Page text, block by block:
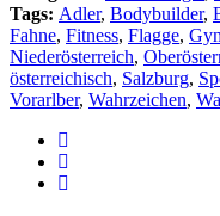
Tags: Adler, Bodybuilder,
Fahne, Fitness, Flagge,
Niederösterreich,
österreichisch, Salzburg,
Vorarlber, Wahrzeichen,